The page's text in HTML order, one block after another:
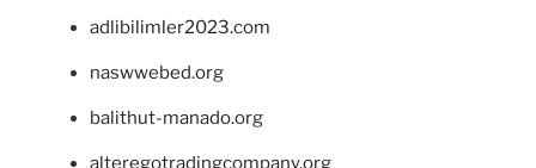
adlibilimler2023.com
naswwebed.org
balithut-manado.org
alteregotradingcompany.org